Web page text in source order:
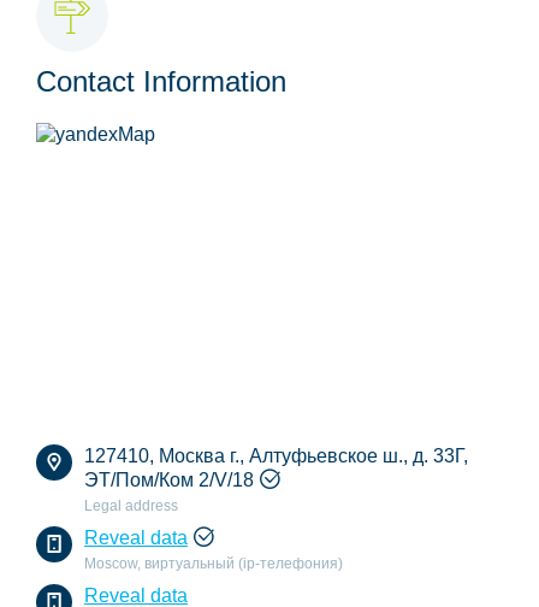
Contact Information
127410, Москва г., Алтуфьевское ш., д. 33Г,
ЭТ/Пом/Ком 2/V/18
Legal address
Reveal data
Moscow, виртуальный (ip-телефония)
Reveal data